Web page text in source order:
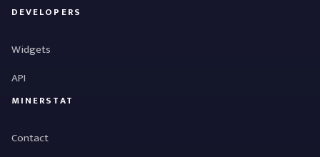
DEVELOPERS
Widgets
API
MINERSTAT
Contact